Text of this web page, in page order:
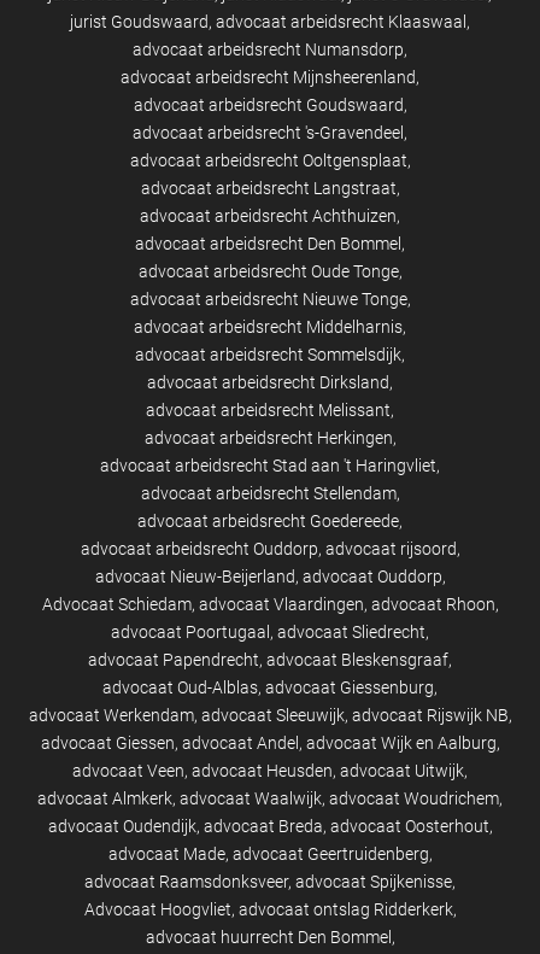
jurist Goudswaard advocaat arbeidsrecht Klaaswaal
advocaat arbeidsrecht Numansdorp
advocaat arbeidsrecht Mijnsheerenland
advocaat arbeidsrecht Goudswaard
advocaat arbeidsrecht 's-Gravendeel
advocaat arbeidsrecht Ooltgensplaat
advocaat arbeidsrecht Langstraat
advocaat arbeidsrecht Achthuizen
advocaat arbeidsrecht Den Bommel
advocaat arbeidsrecht Oude Tonge
advocaat arbeidsrecht Nieuwe Tonge
advocaat arbeidsrecht Middelharnis
advocaat arbeidsrecht Sommelsdijk
advocaat arbeidsrecht Dirksland
advocaat arbeidsrecht Melissant
advocaat arbeidsrecht Herkingen
advocaat arbeidsrecht Stad aan 't Haringvliet
advocaat arbeidsrecht Stellendam
advocaat arbeidsrecht Goedereede
advocaat arbeidsrecht Ouddorp advocaat rijsoord
advocaat Nieuw-Beijerland advocaat Ouddorp
Advocaat Schiedam advocaat Vlaardingen advocaat Rhoon
advocaat Poortugaal
advocaat Sliedrecht
advocaat Papendrecht advocaat Bleskensgraaf
advocaat Oud-Alblas advocaat Giessenburg
advocaat Werkendam advocaat Sleeuwijk advocaat Rijswijk NB
advocaat Giessen advocaat Andel advocaat Wijk en Aalburg
advocaat Veen advocaat Heusden advocaat Uitwijk
advocaat Almkerk advocaat Waalwijk advocaat Woudrichem
advocaat Oudendijk advocaat Breda advocaat Oosterhout
advocaat Made advocaat Geertruidenberg
advocaat Raamsdonksveer advocaat Spijkenisse
Advocaat Hoogvliet advocaat ontslag Ridderkerk
advocaat huurrecht Den Bommel